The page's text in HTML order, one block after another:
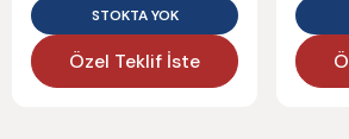
STOKTA YOK
Özel Teklif İste